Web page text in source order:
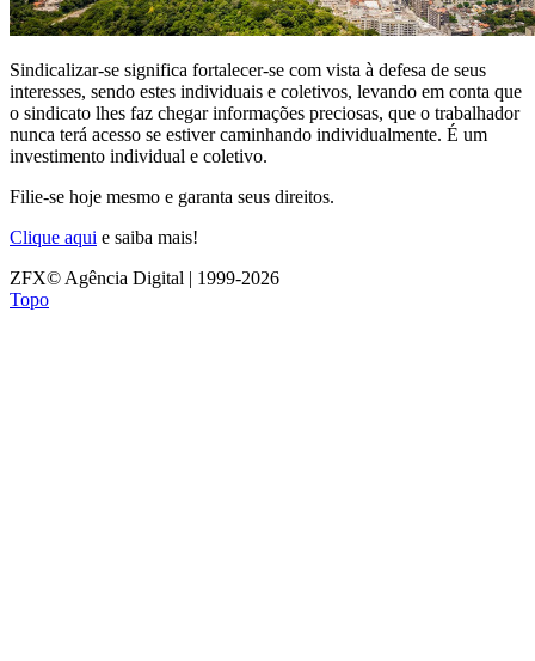
Sindicalizar-se significa fortalecer-se com vista à defesa de seus
interesses, sendo estes individuais e coletivos, levando em conta que
o sindicato lhes faz chegar informações preciosas, que o trabalhador
nunca terá acesso se estiver caminhando individualmente. É um
investimento individual e coletivo.
Filie-se hoje mesmo e garanta seus direitos.
Clique aqui e saiba mais!
ZFX© Agência Digital | 1999-2026
Topo